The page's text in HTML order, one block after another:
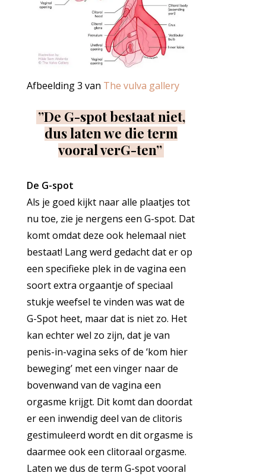
Afbeelding 3 van The vulva gallery
”De G-spot bestaat niet,
dus laten we die term
vooral verG-ten”
De G-spot
Als je goed kijkt naar alle plaatjes tot
nu toe, zie je nergens een G-spot. Dat
komt omdat deze ook helemaal niet
bestaat! Lang werd gedacht dat er op
een specifieke plek in de vagina een
soort extra orgaantje of speciaal
stukje weefsel te vinden was wat de
G-Spot heet, maar dat is niet zo. Het
kan echter wel zo zijn, dat je van
penis-in-vagina seks of de ‘kom hier
beweging’ met een vinger naar de
bovenwand van de vagina een
orgasme krijgt. Dit komt dan doordat
er een inwendig deel van de clitoris
gestimuleerd wordt en dit orgasme is
daarmee ook een clitoraal orgasme.
Laten we dus de term G-spot vooral